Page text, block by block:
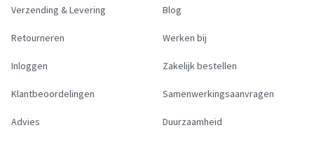
Verzending & Levering
Retourneren
Inloggen
Klantbeoordelingen
Advies
Blog
Werken bij
Zakelijk bestellen
Samenwerkingsaanvragen
Duurzaamheid